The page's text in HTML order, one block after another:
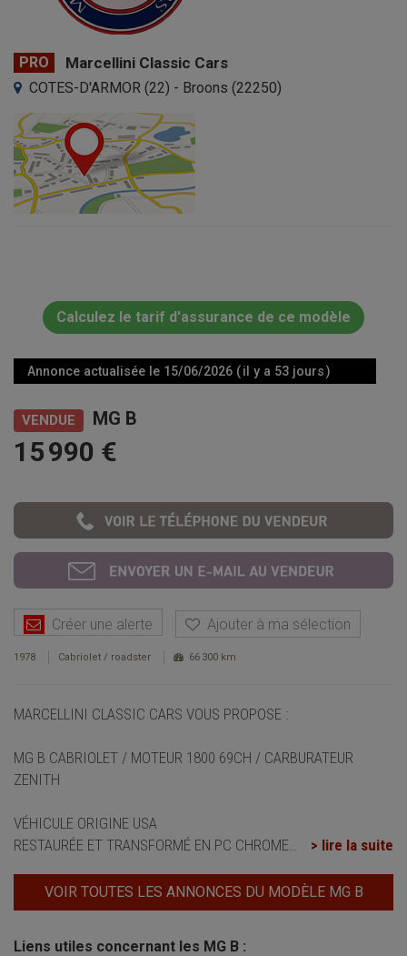
PRO Marcellini Classic Cars
COTES-D'ARMOR (22) - Broons (22250)
Calculez le tarif d'assurance de ce modèle
Annonce actualisée le 15/06/2026 ( il y a 53 jours )
VENDUE MG B
15 990 €
Créer une alerte Ajouter à ma sélection
1978 Cabriolet / roadster 66 300 km
MARCELLINI CLASSIC CARS VOUS PROPOSE :
MG B CABRIOLET / MOTEUR 1800 69CH / CARBURATEUR
ZENITH
VÉHICULE ORIGINE USA
RESTAURÉE ET TRANSFORMÉ EN PC CHROME
> lire la suite
VOIR TOUTES LES ANNONCES DU MODÈLE MG B
Liens utiles concernant les MG B :